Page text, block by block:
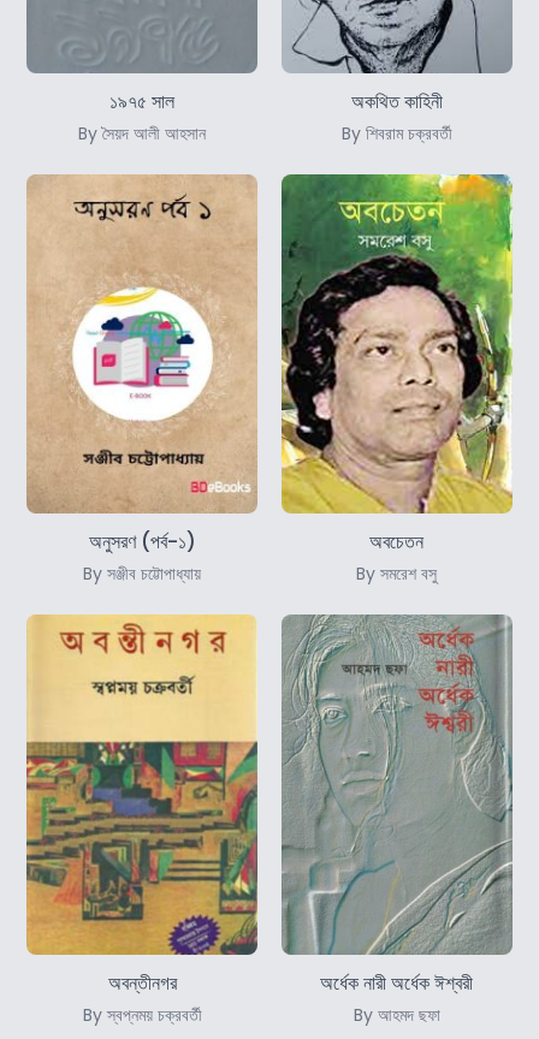
১৯৭৫ সাল
By সৈয়দ আলী আহসান
অকথিত কাহিনী
By শিবরাম চক্রবর্তী
অনুসরণ (পর্ব-১)
By সঞ্জীব চট্টোপাধ্যায়
অবচেতন
By সমরেশ বসু
অবন্তীনগর
By স্বপ্নময় চক্রবর্তী
অর্ধেক নারী অর্ধেক ঈশ্বরী
By আহমদ ছফা